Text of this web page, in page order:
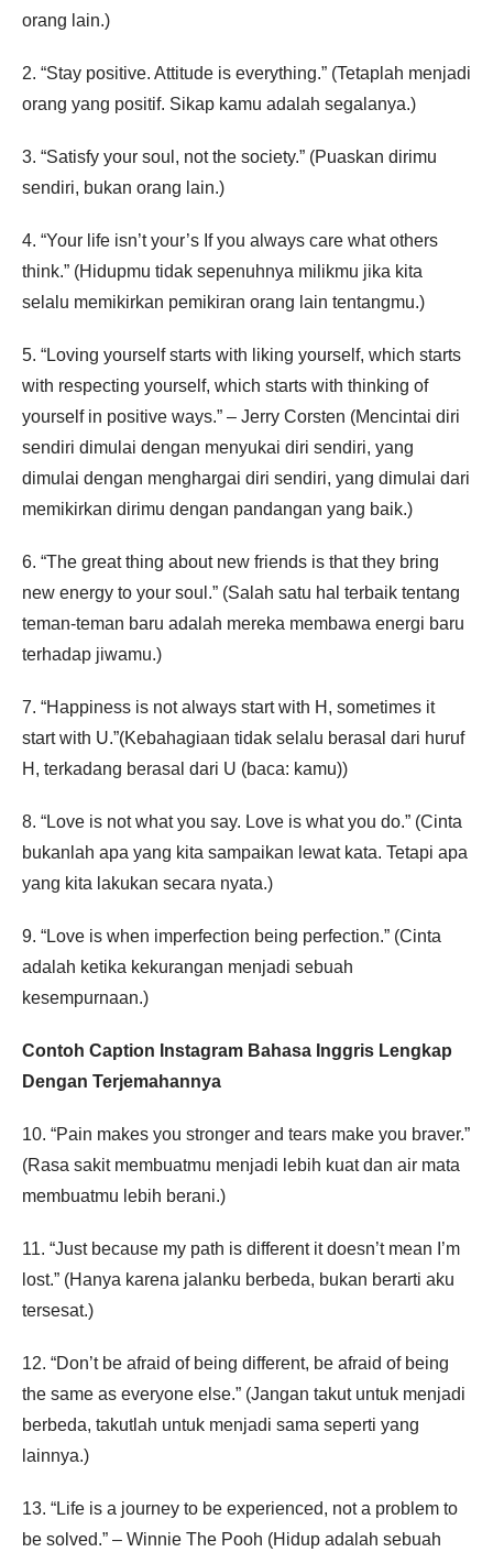
orang lain.)
2. “Stay positive. Attitude is everything.” (Tetaplah menjadi
orang yang positif. Sikap kamu adalah segalanya.)
3. “Satisfy your soul, not the society.” (Puaskan dirimu
sendiri, bukan orang lain.)
4. “Your life isn’t your’s If you always care what others
think.” (Hidupmu tidak sepenuhnya milikmu jika kita
selalu memikirkan pemikiran orang lain tentangmu.)
5. “Loving yourself starts with liking yourself, which starts
with respecting yourself, which starts with thinking of
yourself in positive ways.” – Jerry Corsten (Mencintai diri
sendiri dimulai dengan menyukai diri sendiri, yang
dimulai dengan menghargai diri sendiri, yang dimulai dari
memikirkan dirimu dengan pandangan yang baik.)
6. “The great thing about new friends is that they bring
new energy to your soul.” (Salah satu hal terbaik tentang
teman-teman baru adalah mereka membawa energi baru
terhadap jiwamu.)
7. “Happiness is not always start with H, sometimes it
start with U.”(Kebahagiaan tidak selalu berasal dari huruf
H, terkadang berasal dari U (baca: kamu))
8. “Love is not what you say. Love is what you do.” (Cinta
bukanlah apa yang kita sampaikan lewat kata. Tetapi apa
yang kita lakukan secara nyata.)
9. “Love is when imperfection being perfection.” (Cinta
adalah ketika kekurangan menjadi sebuah
kesempurnaan.)
Contoh Caption Instagram Bahasa Inggris Lengkap
Dengan Terjemahannya
10. “Pain makes you stronger and tears make you braver.”
(Rasa sakit membuatmu menjadi lebih kuat dan air mata
membuatmu lebih berani.)
11. “Just because my path is different it doesn’t mean I’m
lost.” (Hanya karena jalanku berbeda, bukan berarti aku
tersesat.)
12. “Don’t be afraid of being different, be afraid of being
the same as everyone else.” (Jangan takut untuk menjadi
berbeda, takutlah untuk menjadi sama seperti yang
lainnya.)
13. “Life is a journey to be experienced, not a problem to
be solved.” – Winnie The Pooh (Hidup adalah sebuah